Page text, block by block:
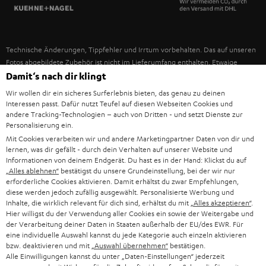
NEUHEITEN
UNSER MANAGEMENT
UNSERE WERTE
BILDUNGSRABATT
GESCHENKGUTSCHEIN
BARRIEREFREIHEIT
USA
WEITERE LÄNDER
Technische Änderungen, Tippfehler und Irrtum vorbehalten. Das auf unseren
Fotos abgebildete Zubehör ist nicht im Lieferumfang enthalten. Etwaige
Entsorgungsgebühren für Batterien sind im Preis inbegriffen.
©2026 Lautsprecher Teufel GmbH - All rights reserved.
Impressum AGB
Vertrag widerrufen
Damit‘s nach dir klingt
Wir wollen dir ein sicheres Surferlebnis bieten, das genau zu deinen
Interessen passt. Dafür nutzt Teufel auf diesen Webseiten Cookies und
andere Tracking-Technologien – auch von Dritten - und setzt Dienste zur
Personalisierung ein.
Mit Cookies verarbeiten wir und andere Marketingpartner Daten von dir und
lernen, was dir gefällt - durch dein Verhalten auf unserer Website und
Informationen von deinem Endgerät. Du hast es in der Hand: Klickst du auf
„Alles ablehnen“ bestätigst du unsere Grundeinstellung, bei der wir nur
erforderliche Cookies aktivieren. Damit erhältst du zwar Empfehlungen,
diese werden jedoch zufällig ausgewählt. Personalisierte Werbung und
Inhalte, die wirklich relevant für dich sind, erhältst du mit „Alles akzeptieren“.
Hier willigst du der Verwendung aller Cookies ein sowie der Weitergabe und
der Verarbeitung deiner Daten in Staaten außerhalb der EU/des EWR. Für
eine individuelle Auswahl kannst du jede Kategorie auch einzeln aktivieren
bzw. deaktivieren und mit „Auswahl übernehmen“ bestätigen.
Alle Einwilligungen kannst du unter „Daten-Einstellungen“ jederzeit